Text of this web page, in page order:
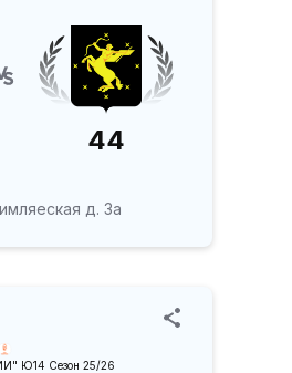
44
д. 3а
Ю14 Сезон 25/26